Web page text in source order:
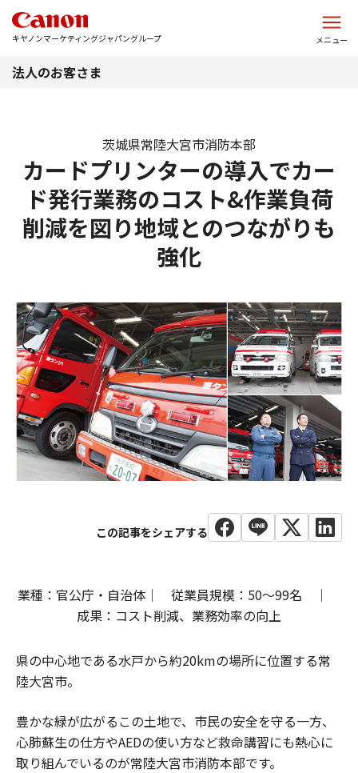
キヤノンマーケティングジャパングループ メニュー
法人のお客さま
カードプリンターの導入でカー
ド発行業務のコスト&作業負荷
削減を図り地域とのつながりも
強化
茨城県常陸大宮市消防本部
業種：官公庁・自治体｜ 従業員規模：50〜99名 ｜
成果：コスト削減、業務効率の向上
県の中心地である水戸から約20kmの場所に位置する常
陸大宮市。
豊かな緑が広がるこの土地で、市民の安全を守る一方、
心肺蘇生の仕方やAEDの使い方など救命講習にも熱心に
取り組んでいるのが常陸大宮市消防本部です。